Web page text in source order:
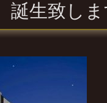
生致しま